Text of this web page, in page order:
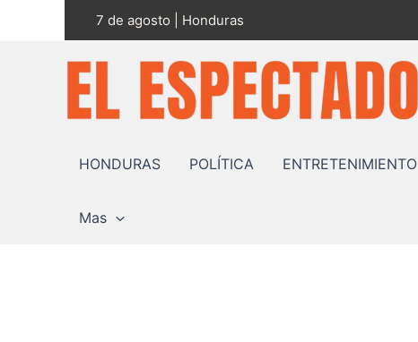
7 de agosto | Honduras
HONDURAS POLÍTICA ENTRETENIMIENTO
Mas